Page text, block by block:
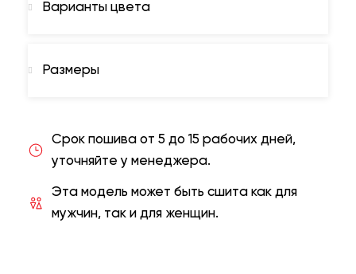
Варианты цвета
Размеры
Срок пошива от 5 до 15 рабочих дней,
уточняйте у менеджера.
Эта модель может быть сшита как для
мужчин, так и для женщин.